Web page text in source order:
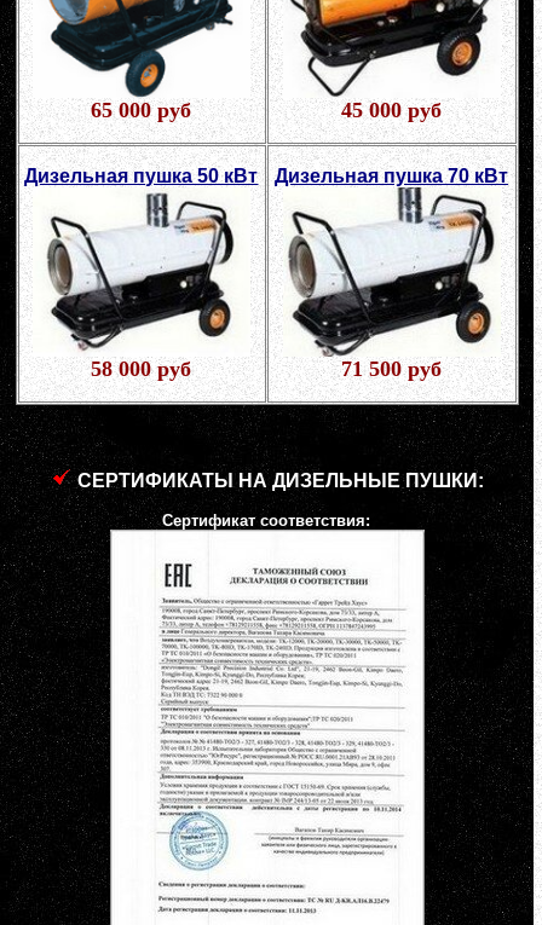
65 000 руб 45 000 руб
Дизельная пушка 50 кВт
58 000 руб
Дизельная пушка 70 кВт
71 500 руб
СЕРТИФИКАТЫ НА ДИЗЕЛЬНЫЕ ПУШКИ:
Сертификат соответствия: